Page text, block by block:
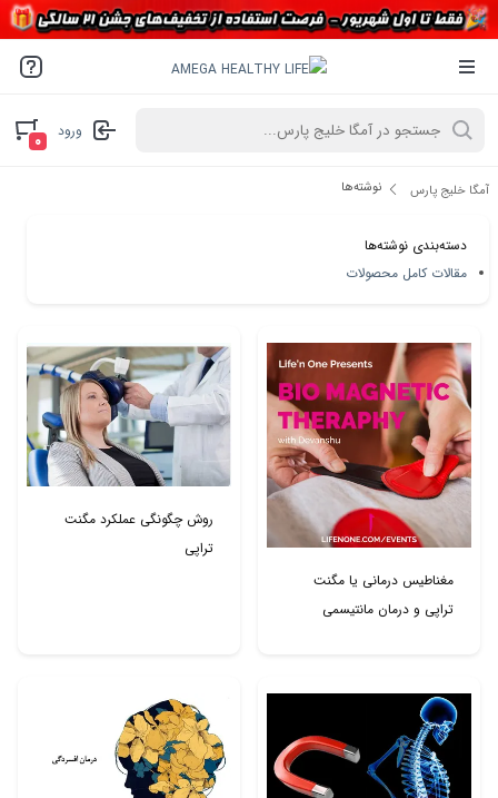
ورود ۰
آمگا خلیج پارس نوشته‌ها
دسته‌بندی نوشته‌ها
مقالات کامل محصولات
مغناطیس درمانی یا مگنت
تراپی و درمان مانتیسمی
روش چگونگی عملکرد مگنت
تراپی